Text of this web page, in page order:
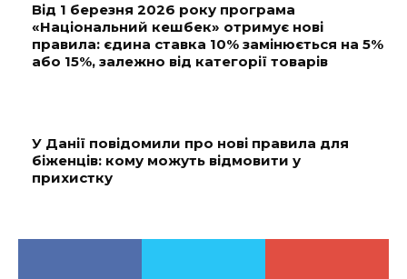
Від 1 березня 2026 року програма
«Національний кешбек» отримує нові
правила: єдина ставка 10% замінюється на 5%
або 15%, залежно від категорії товарів
У Данії повідомили про нові правила для
біженців: кому можуть відмовити у
прихистку